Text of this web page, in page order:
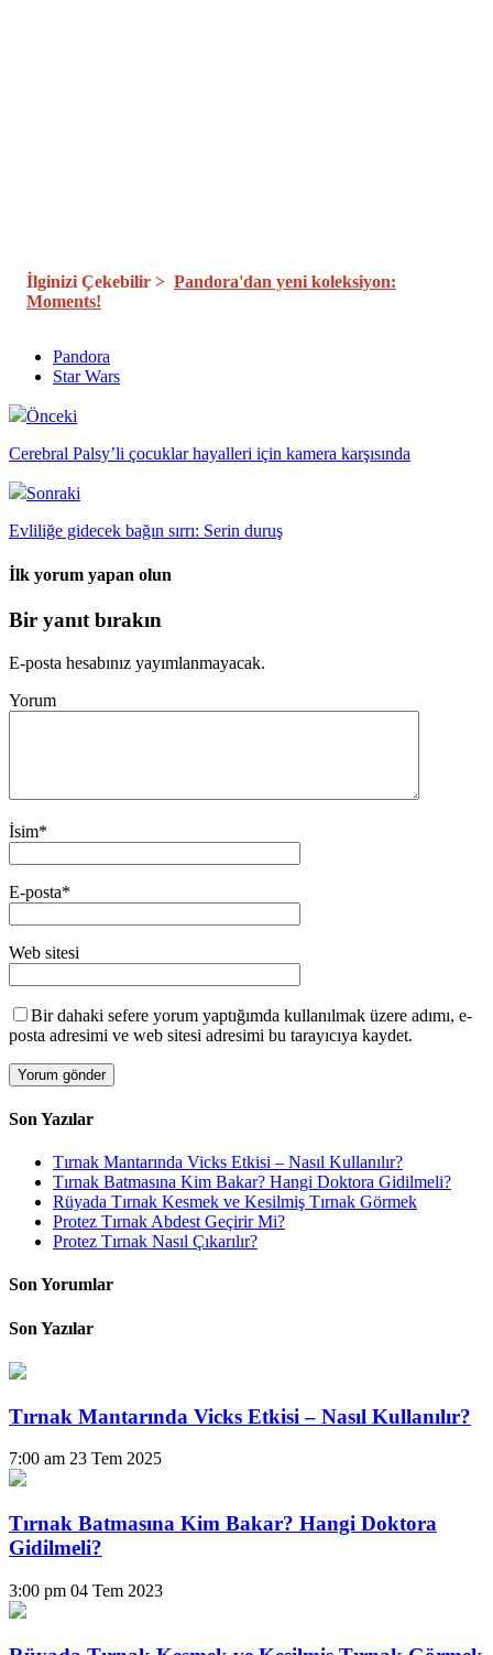
İlginizi Çekebilir > Pandora'dan yeni koleksiyon:
Moments!
Pandora
Star Wars
Önceki
Cerebral Palsy’li çocuklar hayalleri için kamera karşısında
Sonraki
Evliliğe gidecek bağın sırrı: Serin duruş
İlk yorum yapan olun
Bir yanıt bırakın
E-posta hesabınız yayımlanmayacak.
Yorum
İsim*
E-posta*
Web sitesi
Bir dahaki sefere yorum yaptığımda kullanılmak üzere adımı, e-
posta adresimi ve web sitesi adresimi bu tarayıcıya kaydet.
Son Yazılar
Tırnak Mantarında Vicks Etkisi – Nasıl Kullanılır?
Tırnak Batmasına Kim Bakar? Hangi Doktora Gidilmeli?
Rüyada Tırnak Kesmek ve Kesilmiş Tırnak Görmek
Protez Tırnak Abdest Geçirir Mi?
Protez Tırnak Nasıl Çıkarılır?
Son Yorumlar
Son Yazılar
Tırnak Mantarında Vicks Etkisi – Nasıl Kullanılır?
7:00 am 23 Tem 2025
Tırnak Batmasına Kim Bakar? Hangi Doktora
Gidilmeli?
3:00 pm 04 Tem 2023